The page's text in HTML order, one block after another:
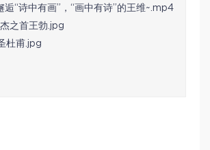
逅“诗中有画”，“画中有诗”的王维~.mp4
之首王勃.jpg
杜甫.jpg